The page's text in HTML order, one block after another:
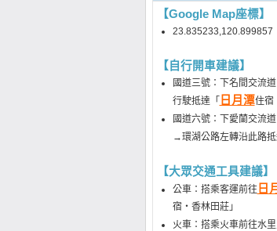
【Google Map座標】
23.835233,120.899857
【自行開車建議】
國道三號：下名間交流
行駛抵達「日月潭住宿
國道六號：下愛蘭交流
→環湖公路左轉沿此路抵
【大眾交通工具建議】
公車：搭乘客運前往日
宿‧香林田莊」
火車：搭乘火車前往水